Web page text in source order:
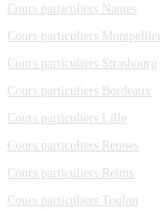
Cours particuliers Nantes
Cours particuliers Montpellier
Cours particuliers Strasbourg
Cours particuliers Bordeaux
Cours particuliers Lille
Cours particuliers Rennes
Cours particuliers Reims
Cours particuliers Toulon